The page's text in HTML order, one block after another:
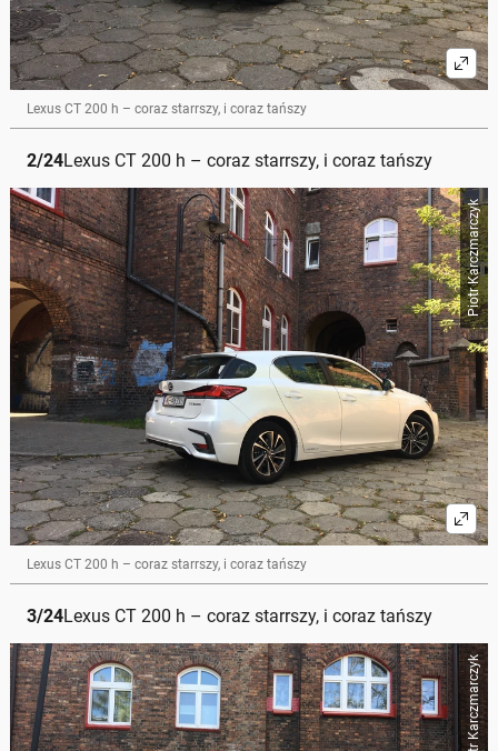
Lexus CT 200 h – coraz starrszy, i coraz tańszy
2/24Lexus CT 200 h – coraz starrszy, i coraz tańszy
Piotr Karczmarczyk
Lexus CT 200 h – coraz starrszy, i coraz tańszy
3/24Lexus CT 200 h – coraz starrszy, i coraz tańszy
Piotr Karczmarczyk